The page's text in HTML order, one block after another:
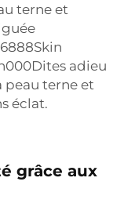
terne et
adieu
peau terne et
éclat.
grâce aux